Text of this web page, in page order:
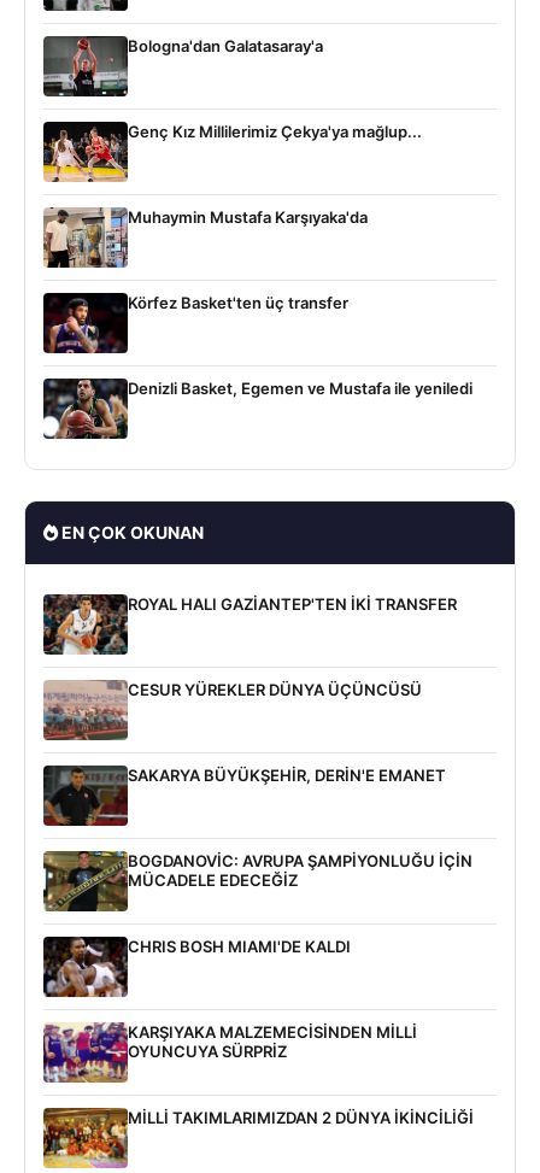
Bologna'dan Galatasaray'a
Genç Kız Millilerimiz Çekya'ya mağlup...
Muhaymin Mustafa Karşıyaka'da
Körfez Basket'ten üç transfer
Denizli Basket, Egemen ve Mustafa ile yeniledi
EN ÇOK OKUNAN
ROYAL HALI GAZİANTEP'TEN İKİ TRANSFER
CESUR YÜREKLER DÜNYA ÜÇÜNCÜSÜ
SAKARYA BÜYÜKŞEHİR, DERİN'E EMANET
BOGDANOVİC: AVRUPA ŞAMPİYONLUĞU İÇİN
MÜCADELE EDECEĞİZ
CHRIS BOSH MIAMI'DE KALDI
KARŞIYAKA MALZEMECİSİNDEN MİLLİ
OYUNCUYA SÜRPRİZ
MİLLİ TAKIMLARIMIZDAN 2 DÜNYA İKİNCİLİĞİ